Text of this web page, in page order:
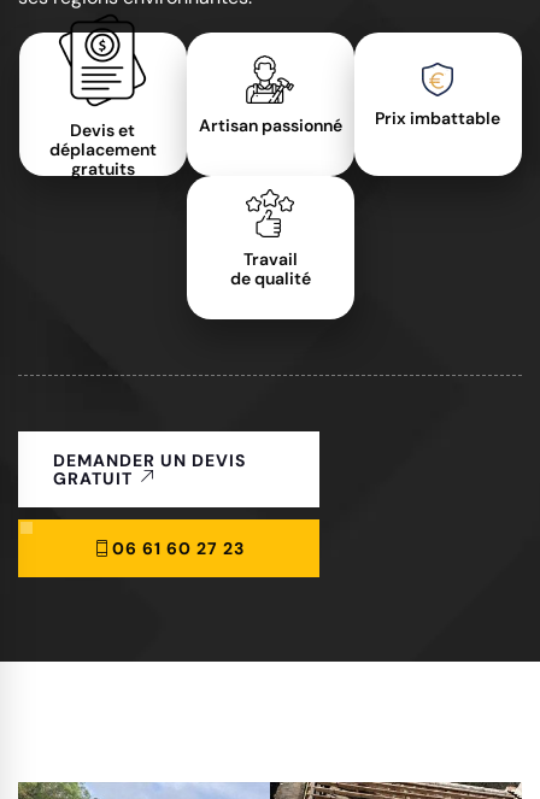
Devis et
déplacement
gratuits
Artisan passionné Prix imbattable
Travail
de qualité
DEMANDER UN DEVIS
GRATUIT
06 61 60 27 23